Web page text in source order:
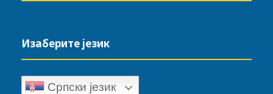
Изаберите језик
Српски језик